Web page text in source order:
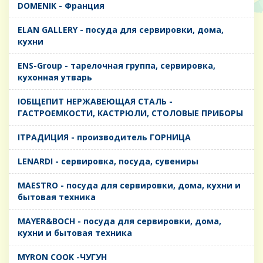
DOMENIK - Франция
ELAN GALLERY - посуда для сервировки, дома,
кухни
ENS-Group - тарелочная группа, сервировка,
кухонная утварь
IОБЩЕПИТ НЕРЖАВЕЮЩАЯ СТАЛЬ -
ГАСТРОЕМКОСТИ, КАСТРЮЛИ, СТОЛОВЫЕ ПРИБОРЫ
IТРАДИЦИЯ - производитель ГОРНИЦА
LENARDI - сервировка, посуда, сувениры
MAESTRO - посуда для сервировки, дома, кухни и
бытовая техника
MAYER&BOCH - посуда для сервировки, дома,
кухни и бытовая техника
MYRON COOK -ЧУГУН